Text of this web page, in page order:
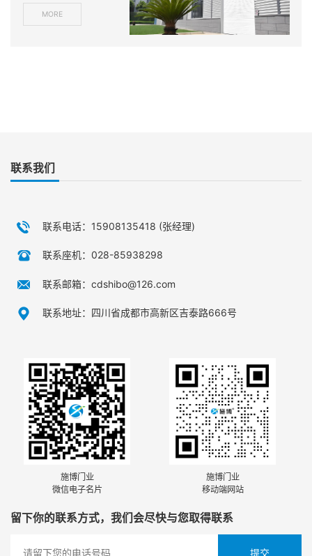
MORE
留下你的联系方式，我们会尽快与您取得联系
联系我们
联系电话：15908135418 (张经理)
联系座机：028-85938298
联系邮箱：cdshibo@126.com
联系地址：四川省成都市高新区吉泰路666号
施博门业
微信电子名片
施博门业
移动端网站